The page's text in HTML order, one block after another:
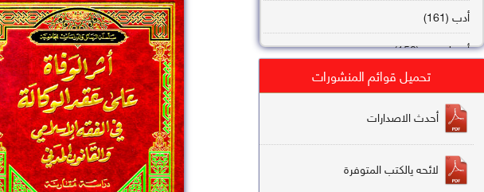
أدب (161)
أصول فقه (158)
تاريخ (138)
فقه شافعي (132)
فقه حنفي (113)
تحميل قوائم المنشورات
أحدث الاصدارات
لائحه يالكتب المتوفرة